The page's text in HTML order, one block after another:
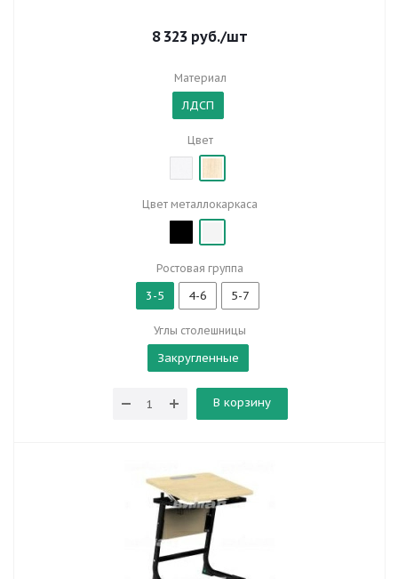
8 323 руб./шт
Материал
ЛДСП
Цвет
Цвет металлокаркаса
Ростовая группа
3-5 4-6 5-7
Углы столешницы
Закругленные
В корзину